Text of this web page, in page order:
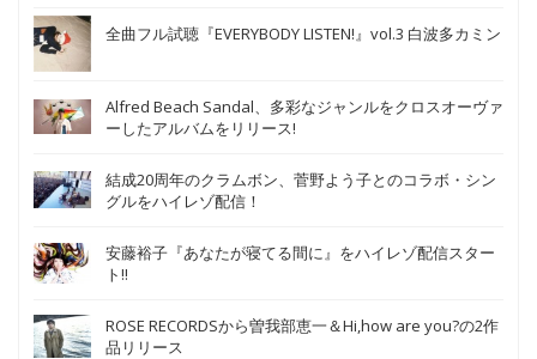
全曲フル試聴『EVERYBODY LISTEN!』vol.3 白波多カミン
Alfred Beach Sandal、多彩なジャンルをクロスオーヴァ
ーしたアルバムをリリース!
結成20周年のクラムボン、菅野よう子とのコラボ・シン
グルをハイレゾ配信！
安藤裕子『あなたが寝てる間に』をハイレゾ配信スター
ト!!
ROSE RECORDSから曽我部恵一＆Hi,how are you?の2作
品リリース